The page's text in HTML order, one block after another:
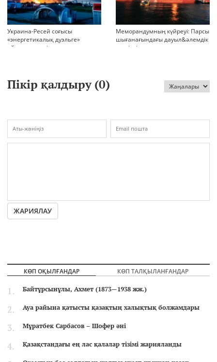
Украина-Ресей соғысы
«энергетикалық дуэльге»
айналып кетті
Меморандумның күйреуі: Парсы
шығанағындағы дауыл&әлемдік
тәртіптің сын сағаты соғып тұр
Пікір қалдыру (0)
ЖАРИЯЛАУ
КӨП ОҚЫЛҒАНДАР КӨП ТАЛҚЫЛАНҒАНДАР
Байтұрсынұлы, Ахмет (1873—1938 жж.)
Ауа райына қатысты қазақтың халықтық болжамдары
Мұратбек Сарбасов – Шофер әні
Қазақстандағы ең лас қалалар тізімі жарияланды